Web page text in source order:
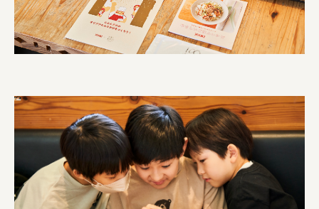
株式会社 未来ガ驚喜研究所
Panasonic
江東区
株式会社コスモスイニシア
株式会社亀屋万年堂